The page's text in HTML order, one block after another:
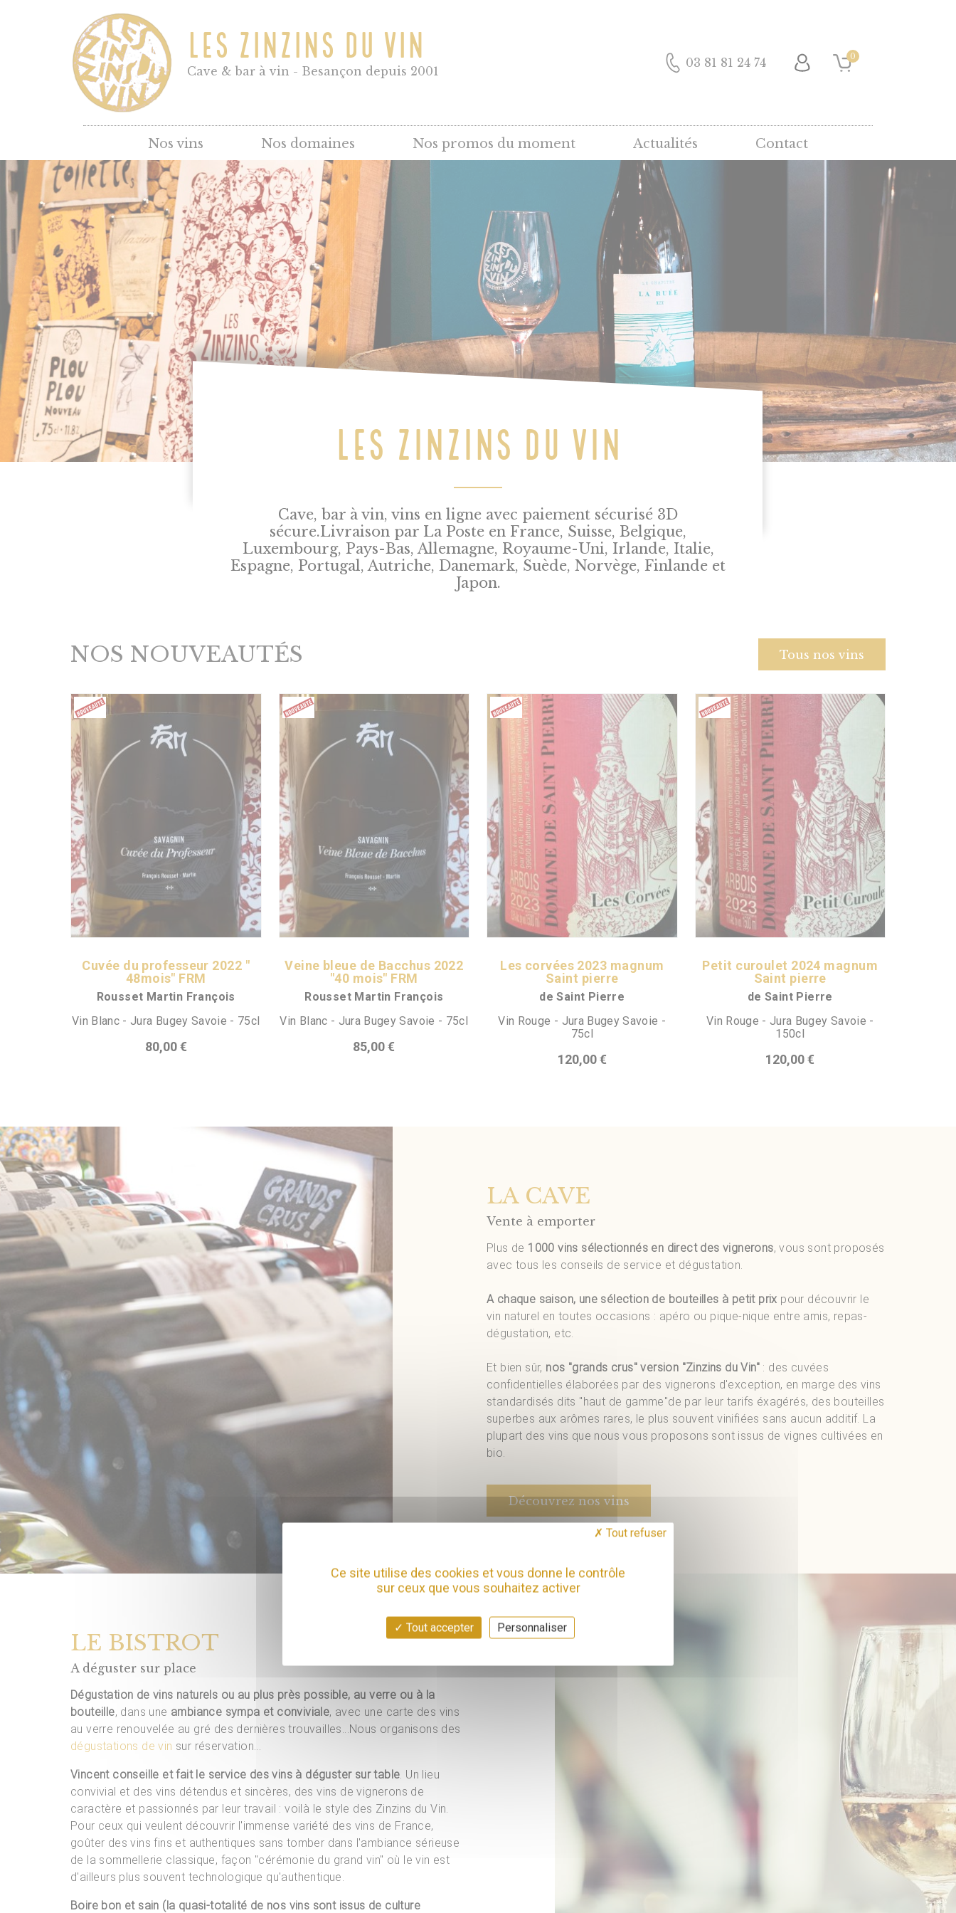
LES ZINZINS DU VIN
Cave & bar à vin - Besançon depuis 2001
03 81 81 24 74 0
Nos vins Nos domaines Nos promos du moment Actualités Contact
LES ZINZINS DU VIN
Cave, bar à vin, vins en ligne avec paiement sécurisé 3D
sécure.Livraison par La Poste en France, Suisse, Belgique,
Luxembourg, Pays-Bas, Allemagne, Royaume-Uni, Irlande, Italie,
Espagne, Portugal, Autriche, Danemark, Suède, Norvège, Finlande et
Japon.
NOS NOUVEAUTÉS Tous nos vins
Cuvée du professeur 2022 "
48mois" FRM
Rousset Martin François
Vin Blanc - Jura Bugey Savoie - 75cl
80,00 €
Veine bleue de Bacchus 2022
"40 mois" FRM
Rousset Martin François
Vin Blanc - Jura Bugey Savoie - 75cl
85,00 €
Les corvées 2023 magnum
Saint pierre
de Saint Pierre
Vin Rouge - Jura Bugey Savoie -
75cl
120,00 €
Petit curoulet 2024 magnum
Saint pierre
de Saint Pierre
Vin Rouge - Jura Bugey Savoie -
150cl
120,00 €
LA CAVE
Vente à emporter
Plus de 1000 vins sélectionnés en direct des vignerons, vous sont proposés
avec tous les conseils de service et dégustation.
A chaque saison, une sélection de bouteilles à petit prix pour découvrir le
vin naturel en toutes occasions : apéro ou pique-nique entre amis, repas-
dégustation, etc.
Et bien sûr, nos "grands crus" version "Zinzins du Vin" : des cuvées
confidentielles élaborées par des vignerons d'exception, en marge des vins
standardisés dits "haut de gamme"de par leur tarifs éxagérés, des bouteilles
superbes aux arômes rares, le plus souvent vinifiées sans aucun additif. La
plupart des vins que nous vous proposons sont issus de vignes cultivées en
bio.
Découvrez nos vins
LE BISTROT
A déguster sur place
Dégustation de vins naturels ou au plus près possible, au verre ou à la
bouteille, dans une ambiance sympa et conviviale, avec une carte des vins
au verre renouvelée au gré des dernières trouvailles...Nous organisons des
dégustations de vin sur réservation...
Vincent conseille et fait le service des vins à déguster sur table. Un lieu
convivial et des vins détendus et sincères, des vins de vignerons de
caractère et passionnés par leur travail : voilà le style des Zinzins du Vin.
Pour ceux qui veulent découvrir l'immense variété des vins de France,
goûter des vins fins et authentiques sans tomber dans l'ambiance sérieuse
de la sommellerie classique, façon "cérémonie du grand vin" où le vin est
d'ailleurs plus souvent technologique qu'authentique.
Boire bon et sain (la quasi-totalité de nos vins sont issus de culture
Ce site utilise des cookies et vous donne le contrôle
sur ceux que vous souhaitez activer
Tout accepter
Tout refuser
Personnaliser